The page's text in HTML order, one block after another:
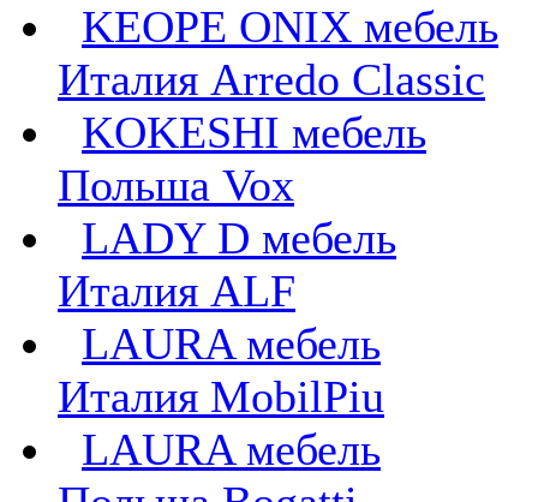
KEOPE ONIX мебель
Италия Arredo Classic
KOKESHI мебель
Польша Vox
LADY D мебель
Италия ALF
LAURA мебель
Италия MobilPiu
LAURA мебель